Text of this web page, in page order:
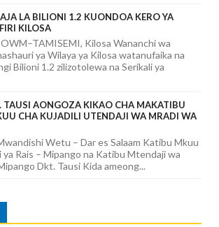
LA BILIONI 1.2 KUONDOA KERO YA
KILOSA
OWM–TAMISEMI, Kilosa Wananchi wa
ya Wilaya ya Kilosa watanufaika na
Bilioni 1.2 zilizotolewa na Serikali ya
TAUSI AONGOZA KIKAO CHA MAKATIBU
CHA KUJADILI UTENDAJI WA MRADI WA
Wetu – Dar es Salaam Katibu Mkuu
ya Rais – Mipango na Katibu Mtendaji wa
Dkt. Tausi Kida ameong...